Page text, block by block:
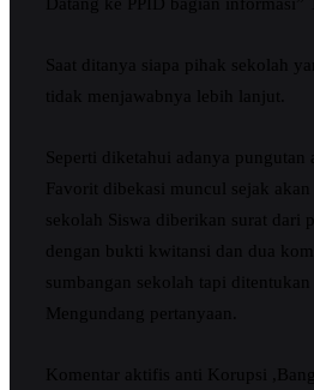
Saat ditanya siapa pihak sekolah
tidak menjawabnya lebih lanjut.
Seperti diketahui adanya pungutan
Favorit dibekasi muncul sejak akan
sekolah Siswa diberikan surat dari
dengan bukti kwitansi dan dua
sumbangan sekolah tapi ditentukan
Mengundang pertanyaan.
Komentar aktifis anti Korupsi